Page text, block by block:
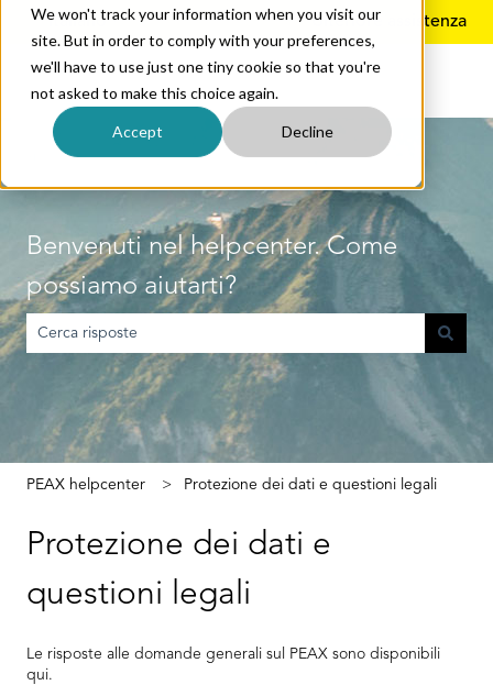
We won't track your information when you visit our
site. But in order to comply with your preferences,
we'll have to use just one tiny cookie so that you're
not asked to make this choice again.
Accept Decline
ItalianoMostra sottomenu per le traduzioniUlteriore assistenza
Benvenuti nel helpcenter. Come
possiamo aiutarti?
Non sono presenti suggerimenti perché il campo di ricerca è
PEAX helpcenter Protezione dei dati e questioni legali
Protezione dei dati e
questioni legali
Le risposte alle domande generali sul PEAX sono disponibili
qui.